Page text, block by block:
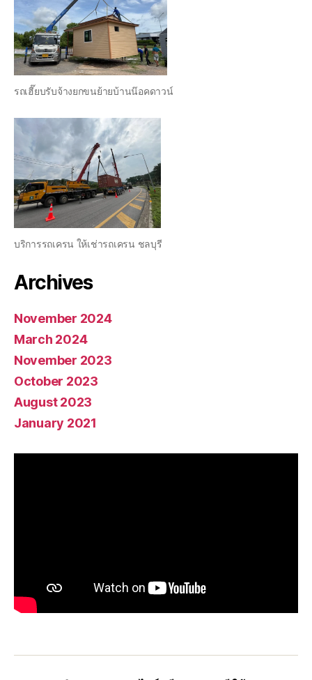
รถเฮี๊ยบรับจ้างยกขนย้ายบ้านน๊อคดาวน์
บริการรถเครน ให้เช่ารถเครน ชลบุรี
Archives
November 2024
March 2024
November 2023
October 2023
August 2023
January 2021